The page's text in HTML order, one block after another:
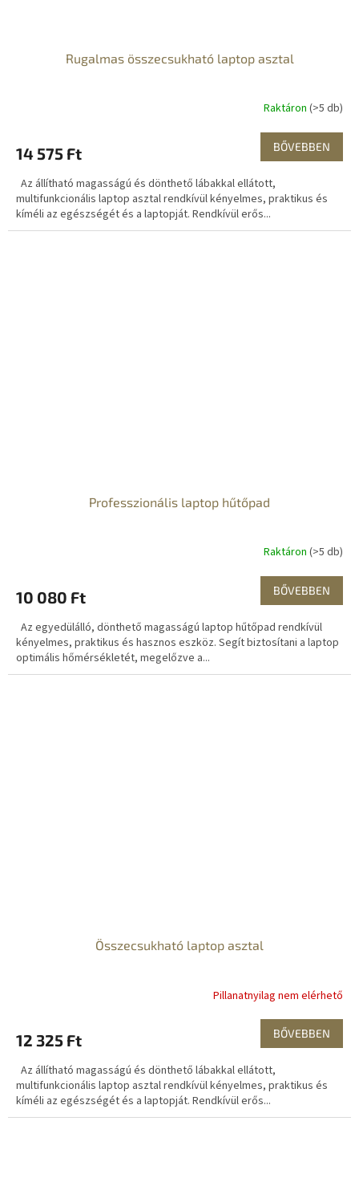
Rugalmas összecsukható laptop asztal
Raktáron (>5 db)
14 575 Ft BŐVEBBEN
Az állítható magasságú és dönthető lábakkal ellátott,
multifunkcionális laptop asztal rendkívül kényelmes, praktikus és
kíméli az egészségét és a laptopját. Rendkívül erős...
Professzionális laptop hűtőpad
Raktáron (>5 db)
10 080 Ft BŐVEBBEN
Az egyedülálló, dönthető magasságú laptop hűtőpad rendkívül
kényelmes, praktikus és hasznos eszköz. Segít biztosítani a laptop
optimális hőmérsékletét, megelőzve a...
Összecsukható laptop asztal
Pillanatnyilag nem elérhető
12 325 Ft BŐVEBBEN
Az állítható magasságú és dönthető lábakkal ellátott,
multifunkcionális laptop asztal rendkívül kényelmes, praktikus és
kíméli az egészségét és a laptopját. Rendkívül erős...